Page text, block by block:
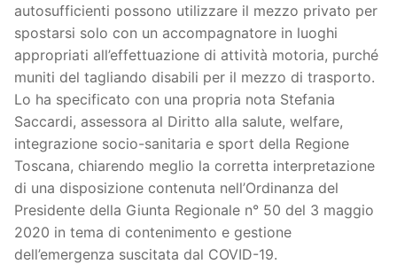
autosufficienti possono utilizzare il mezzo privato per
spostarsi solo con un accompagnatore in luoghi
appropriati all’effettuazione di attività motoria, purché
muniti del tagliando disabili per il mezzo di trasporto.
Lo ha specificato con una propria nota Stefania
Saccardi, assessora al Diritto alla salute, welfare,
integrazione socio-sanitaria e sport della Regione
Toscana, chiarendo meglio la corretta interpretazione
di una disposizione contenuta nell’Ordinanza del
Presidente della Giunta Regionale n° 50 del 3 maggio
2020 in tema di contenimento e gestione
dell’emergenza suscitata dal COVID-19.